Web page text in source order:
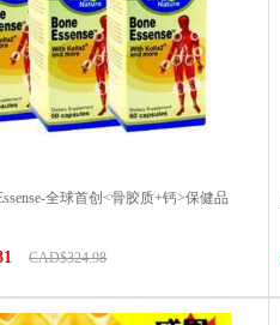
全球首创<骨胶质+钙>保健品
CAD$324.98